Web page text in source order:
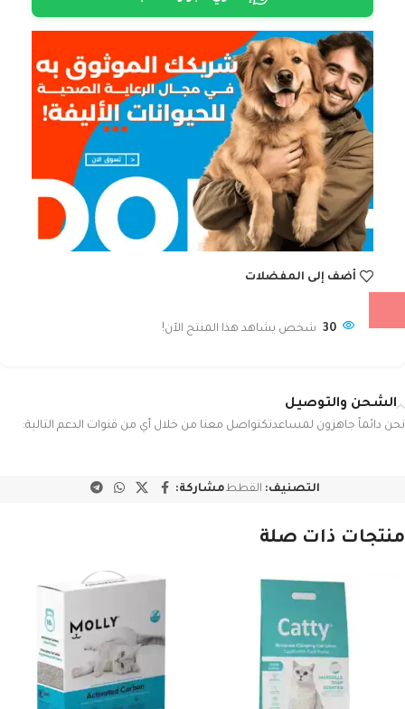
أضف إلى المفضلات
30 شخص يشاهد هذا المنتج الآن!
الشحن والتوصيل
نحن دائماً جاهزون لمساعدتكتواصل معنا من خلال أي من قنوات الدعم التالية:
التصنيف: القططمشاركة:
منتجات ذات صلة